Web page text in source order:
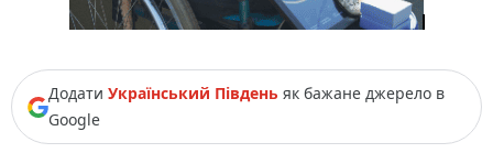
Додати Український Південь як бажане джерело в
Google